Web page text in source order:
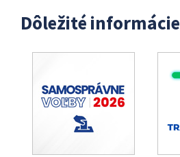
Dôležité informácie